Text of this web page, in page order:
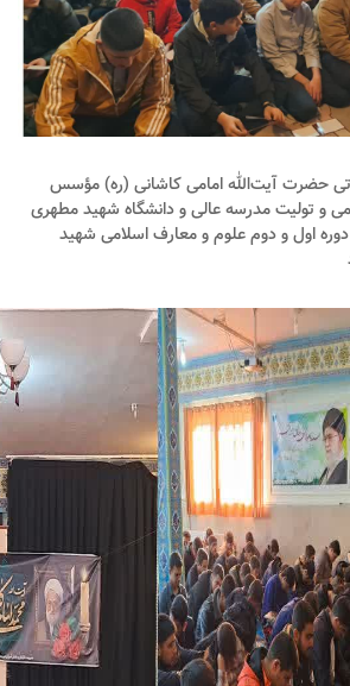
حضرت آیت‌الله امامی کاشانی (ره) مؤسس
و تولیت مدرسه عالی و دانشگاه شهید مطهری
اول و دوم علوم و معارف اسلامی شهید